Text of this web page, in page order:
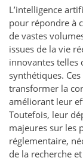
L’intelligence
pour répondre à
de vastes
issues de la vie
innovantes telles
synthétiques.
transformer la
améliorant leur
Toutefois, leur
majeures sur les
réglementaire,
de la recherche